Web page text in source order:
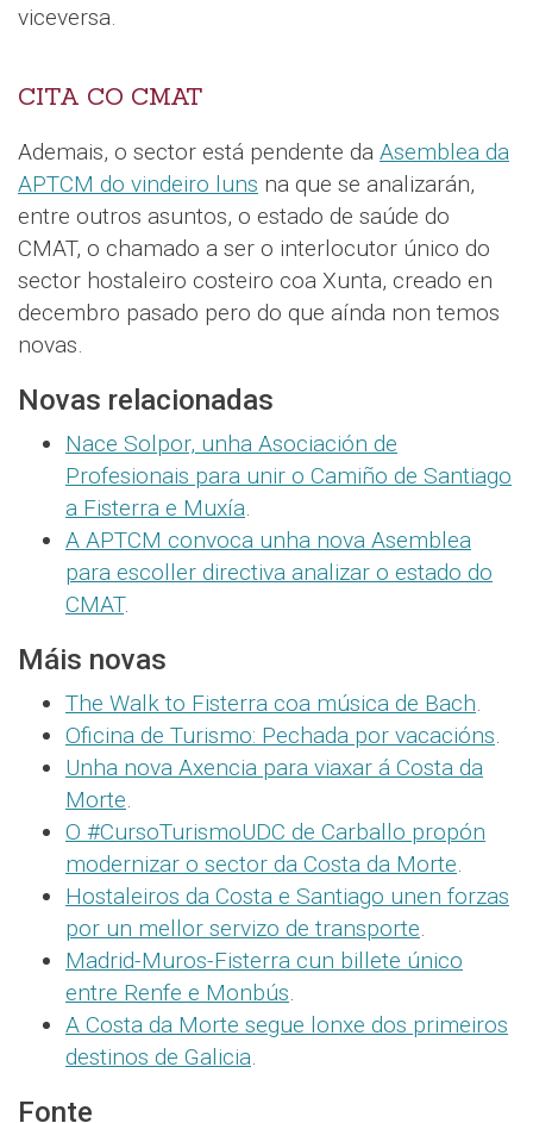
viceversa.
CITA CO CMAT
Ademais, o sector está pendente da Asemblea da
APTCM do vindeiro luns na que se analizarán,
entre outros asuntos, o estado de saúde do
CMAT, o chamado a ser o interlocutor único do
sector hostaleiro costeiro coa Xunta, creado en
decembro pasado pero do que aínda non temos
novas.
Novas relacionadas
Nace Solpor, unha Asociación de
Profesionais para unir o Camiño de Santiago
a Fisterra e Muxía.
A APTCM convoca unha nova Asemblea
para escoller directiva analizar o estado do
CMAT.
Máis novas
The Walk to Fisterra coa música de Bach.
Oficina de Turismo: Pechada por vacacións.
Unha nova Axencia para viaxar á Costa da
Morte.
O #CursoTurismoUDC de Carballo propón
modernizar o sector da Costa da Morte.
Hostaleiros da Costa e Santiago unen forzas
por un mellor servizo de transporte.
Madrid-Muros-Fisterra cun billete único
entre Renfe e Monbús.
A Costa da Morte segue lonxe dos primeiros
destinos de Galicia.
Fonte